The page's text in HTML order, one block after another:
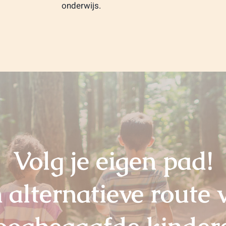
onderwijs.
Volg je eigen pad!
alternatieve route